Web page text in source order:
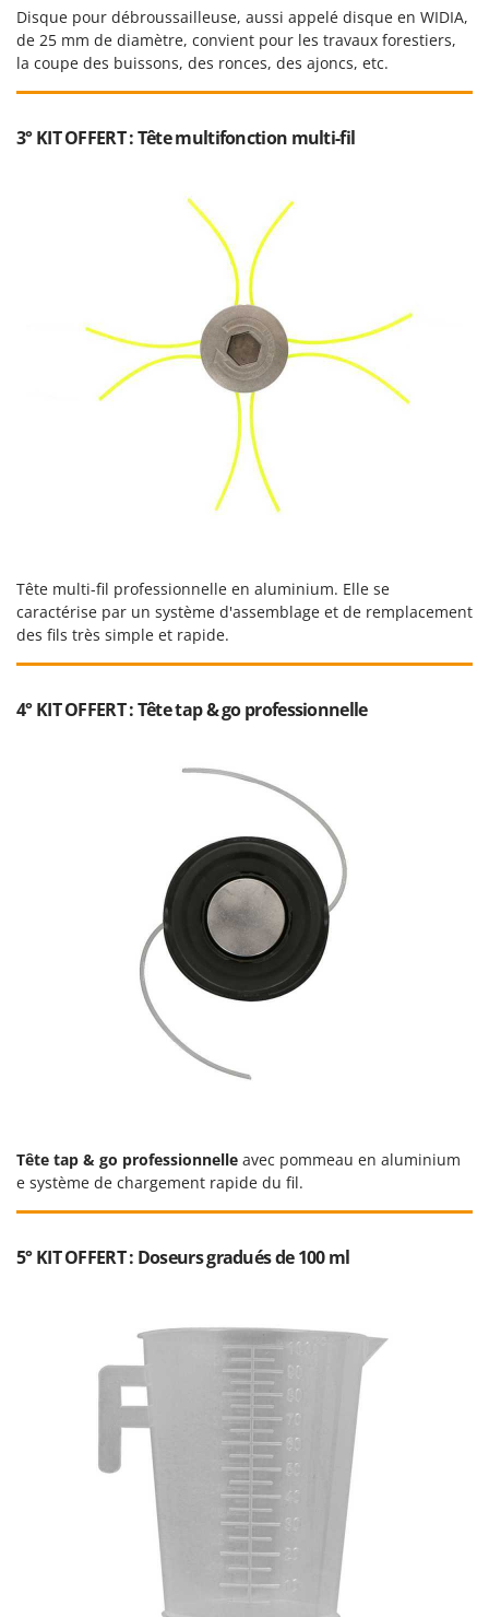
Stiga
Stocker
Sunseeker
T
Tecla
Titania
Tornado
Tre Spade
Unger
V
Verdemax
Wiper EcoRobot
ZGrills
Zodiac
Zomax
Disque pour débroussailleuse, aussi appelé disque en WIDIA,
de 25 mm de diamètre, convient pour les travaux forestiers,
la coupe des buissons, des ronces, des ajoncs, etc.
3° KIT OFFERT : Tête multifonction multi-fil
Tête multi-fil professionnelle en aluminium. Elle se
caractérise par un système d'assemblage et de remplacement
des fils très simple et rapide.
4° KIT OFFERT : Tête tap & go professionnelle
Tête tap & go professionnelle avec pommeau en aluminium
e système de chargement rapide du fil.
5° KIT OFFERT : Doseurs gradués de 100 ml